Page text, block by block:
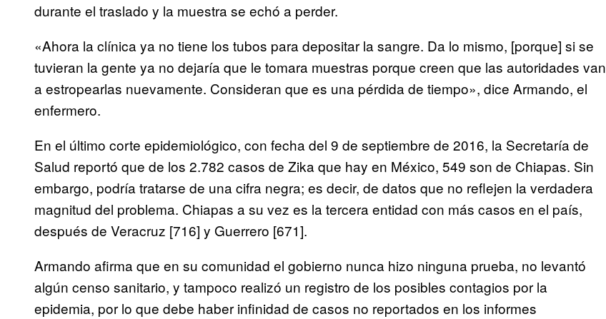
durante el traslado y la muestra se echó a perder.
«Ahora la clínica ya no tiene los tubos para depositar la sangre. Da lo mismo, [porque] si se
tuvieran la gente ya no dejaría que le tomara muestras porque creen que las autoridades van
a estropearlas nuevamente. Consideran que es una pérdida de tiempo», dice Armando, el
enfermero.
En el último corte epidemiológico, con fecha del 9 de septiembre de 2016, la Secretaría de
Salud reportó que de los 2.782 casos de Zika que hay en México, 549 son de Chiapas. Sin
embargo, podría tratarse de una cifra negra; es decir, de datos que no reflejen la verdadera
magnitud del problema. Chiapas a su vez es la tercera entidad con más casos en el país,
después de Veracruz [716] y Guerrero [671].
Armando afirma que en su comunidad el gobierno nunca hizo ninguna prueba, no levantó
algún censo sanitario, y tampoco realizó un registro de los posibles contagios por la
epidemia, por lo que debe haber infinidad de casos no reportados en los informes